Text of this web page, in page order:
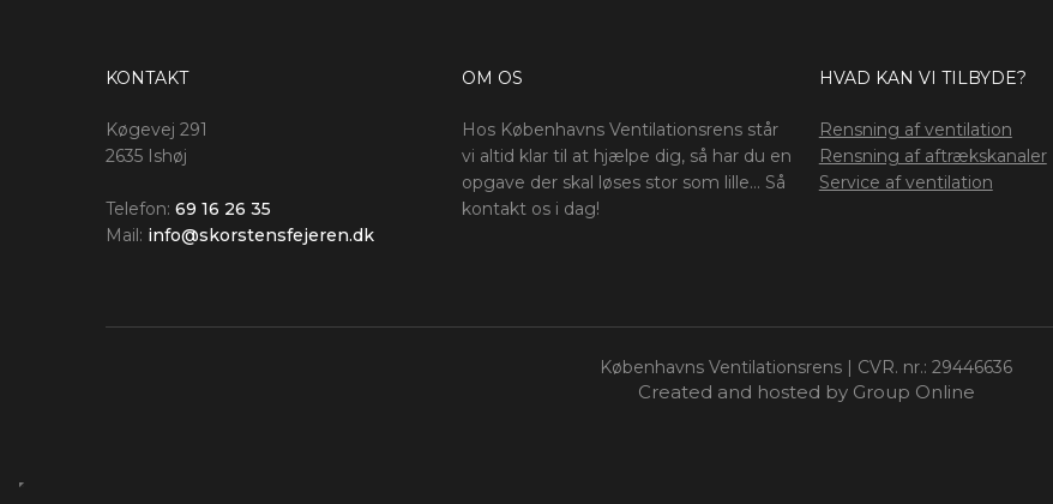
KONTAKT
Køgevej 291
2635 Ishøj
Telefon: 69 16 26 35
Mail: info@skorstensfejeren.dk
OM OS​
Hos Københavns Ventilationsrens står
vi altid klar til at hjælpe dig, så har du en
opgave der skal løses stor som lille… Så
kontakt os i dag!
HVAD KAN VI TILBYDE?
​Rensning af ventilation
Rensning af aftrækskanaler​
Service af ventilation
​Københavns Ventilationsrens | CVR. nr.: 29446636
Created and hosted by Group Online